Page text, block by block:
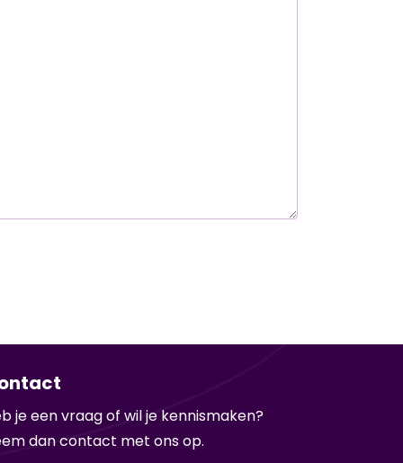
je een vraag of wil je kennismaken?
dan contact met ons op.